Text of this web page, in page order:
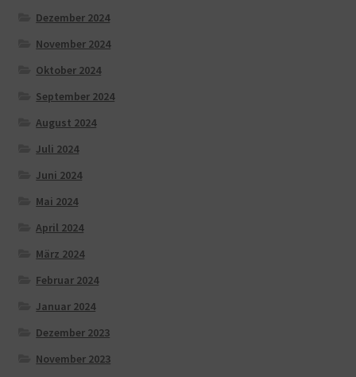
Dezember 2024
November 2024
Oktober 2024
September 2024
August 2024
Juli 2024
Juni 2024
Mai 2024
April 2024
März 2024
Februar 2024
Januar 2024
Dezember 2023
November 2023